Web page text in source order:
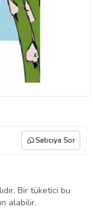
Satıcıya Sor
Bir tüketici bu
alabilir.